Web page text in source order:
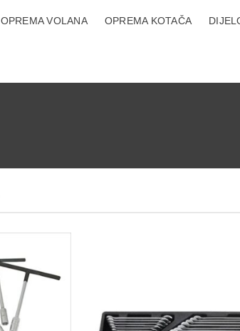
OPREMA VOLANA OPREMA KOTAČA